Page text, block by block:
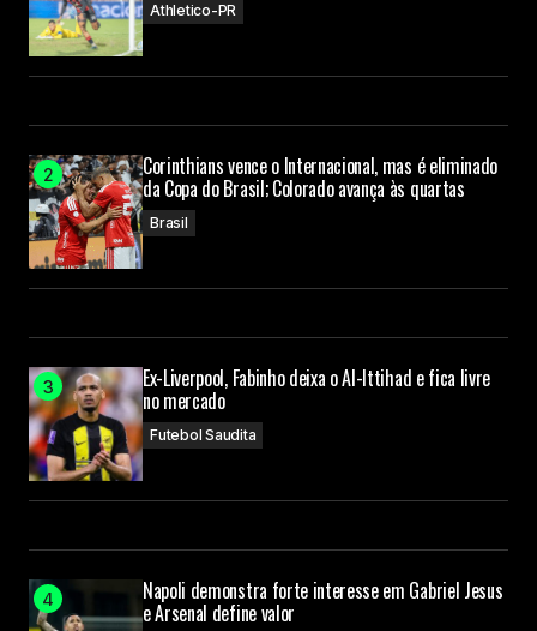
Athletico-PR
Corinthians vence o Internacional, mas é eliminado
da Copa do Brasil; Colorado avança às quartas
Brasil
Ex-Liverpool, Fabinho deixa o Al-Ittihad e fica livre
no mercado
Futebol Saudita
Napoli demonstra forte interesse em Gabriel Jesus
e Arsenal define valor